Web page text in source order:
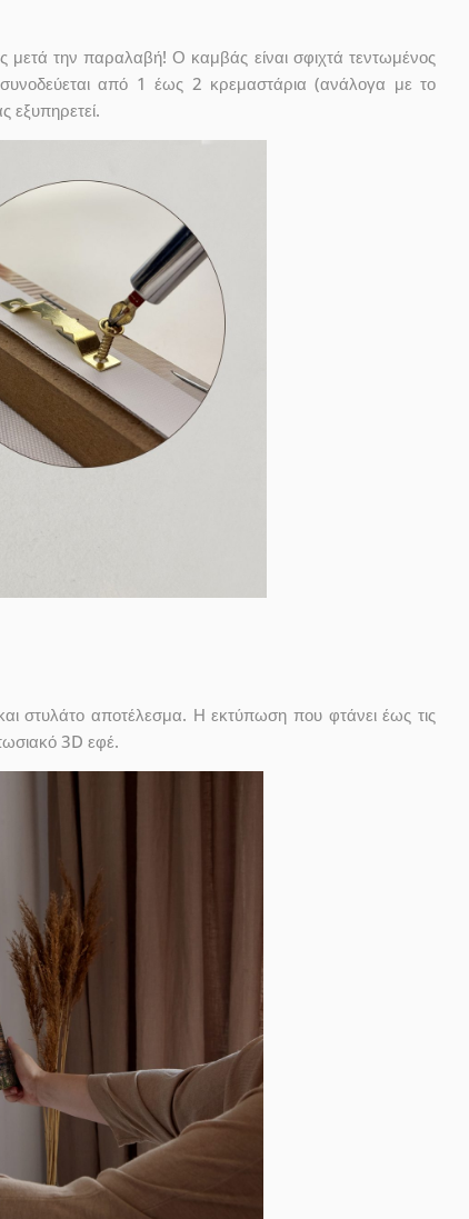
μετά την παραλαβή! Ο καμβάς είναι σφιχτά τεντωμένος
από 1 έως 2 κρεμαστάρια (ανάλογα με το
εξυπηρετεί.
στυλάτο αποτέλεσμα. Η εκτύπωση που φτάνει έως τις
3D εφέ.